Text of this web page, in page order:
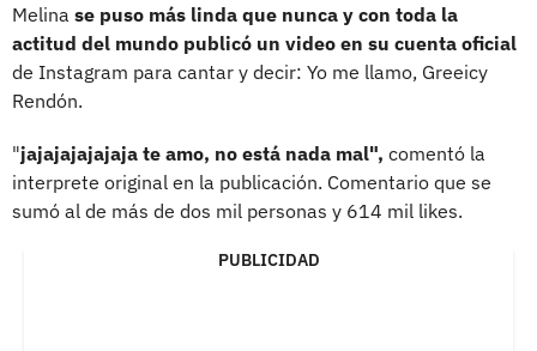
Melina se puso más linda que nunca y con toda la
actitud del mundo publicó un video en su cuenta oficial
de Instagram para cantar y decir: Yo me llamo, Greeicy
Rendón.
"jajajajajajaja te amo, no está nada mal", comentó la
interprete original en la publicación. Comentario que se
sumó al de más de dos mil personas y 614 mil likes.
PUBLICIDAD